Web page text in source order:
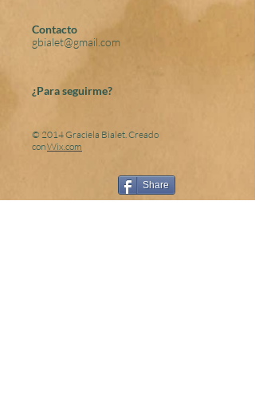
Contacto
gbialet@gmail.com
¿Para seguirme?
© 2014 Graciela Bialet. Creado
conWix.com
Share